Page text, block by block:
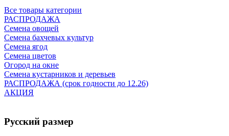
Все товары категории
РАСПРОДАЖА
Семена овощей
Семена бахчевых культур
Семена ягод
Семена цветов
Огород на окне
Семена кустарников и деревьев
РАСПРОДАЖА (срок годности до 12.26)
АКЦИЯ
Русский размер